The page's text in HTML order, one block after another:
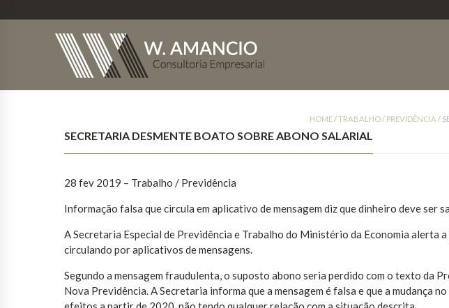
HOME/TRABALHO / PREVIDÊNCIA /
SECRETARIA DESMENTE BOATO SOBRE ABONO SALARIAL
28 fev 2019 – Trabalho / Previdência
Informação falsa que circula em aplicativo de mensagem diz que dinheiro deve ser
A Secretaria Especial de Previdência e Trabalho do Ministério da Economia alerta
circulando por aplicativos de mensagens.
Segundo a mensagem fraudulenta, o suposto abono seria perdido com o texto da
Nova Previdência. A Secretaria informa que a mensagem é falsa e que a mudança